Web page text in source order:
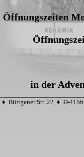
Öffnungszeiten
in der
Büttgener Str. 22 ♦ D-